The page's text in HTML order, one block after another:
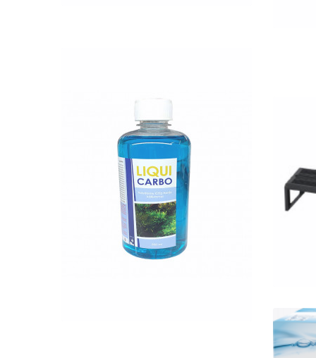
Nettó ár: 2,984 Ft
Liqui Carbo folyékony
CO2 500ml - 25000 liter
vízhez
KOSÁRBA